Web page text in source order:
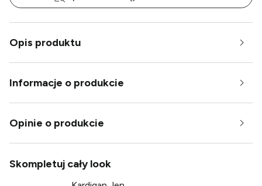
Opis produktu
Informacje o produkcie
Opinie o produkcie
Skompletuj cały look